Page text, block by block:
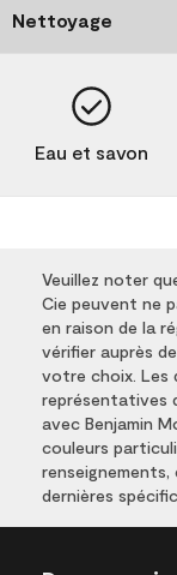
Nettoyage
Eau et savon
Veuillez noter
Cie peuvent ne
en raison de la
vérifier auprès
votre choix. Les
représentatives
avec Benjamin
couleurs
dernières